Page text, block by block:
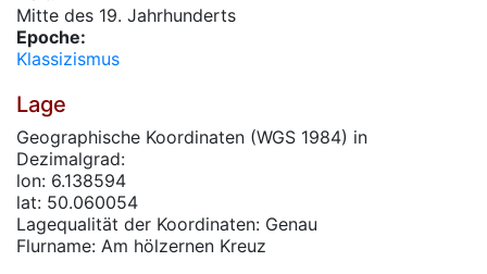
Mitte des 19. Jahrhunderts
Epoche:
Klassizismus
Lage
Geographische Koordinaten (WGS 1984) in
Dezimalgrad:
lon: 6.138594
lat: 50.060054
Lagequalität der Koordinaten: Genau
Flurname: Am hölzernen Kreuz